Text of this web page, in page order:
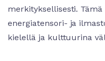
merkityksellisesti.
energiatensori- ja
kielellä ja kulttuurina